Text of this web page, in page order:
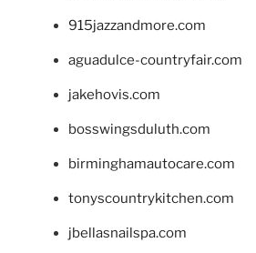
915jazzandmore.com
aguadulce-countryfair.com
jakehovis.com
bosswingsduluth.com
birminghamautocare.com
tonyscountrykitchen.com
jbellasnailspa.com